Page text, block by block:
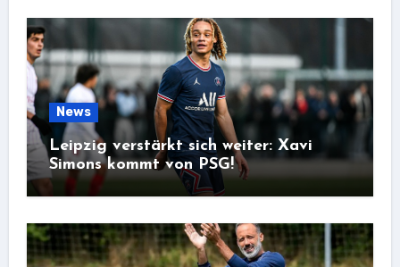
News
Leipzig verstärkt sich weiter: Xavi
Simons kommt von PSG!